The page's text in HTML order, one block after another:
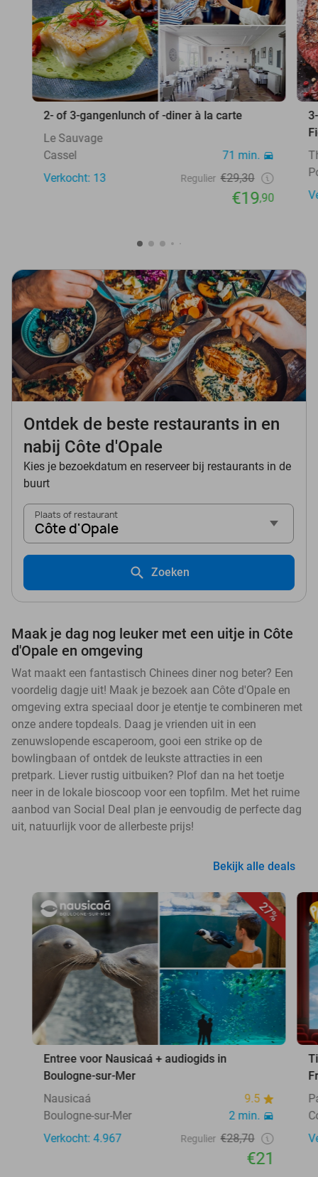
2- of 3-gangenlunch of -diner à la carte
Le Sauvage
Cassel
71 min.
Verkocht: 13
Regulier €29,30
€19,90
Ontdek de beste restaurants in en
nabij Côte d'Opale
Kies je bezoekdatum en reserveer bij restaurants in de
buurt
Plaats of restaurant
Côte d'Opale
Zoeken
Maak je dag nog leuker met een uitje in Côte
d'Opale en omgeving
Wat maakt een fantastisch Chinees diner nog beter? Een
voordelig dagje uit! Maak je bezoek aan Côte d'Opale en
omgeving extra speciaal door je etentje te combineren met
onze andere topdeals. Daag je vrienden uit in een
zenuwslopende escaperoom, gooi een strike op de
bowlingbaan of ontdek de leukste attracties in een
pretpark. Liever rustig uitbuiken? Plof dan na het toetje
neer in de lokale bioscoop voor een topfilm. Met het ruime
aanbod van Social Deal plan je eenvoudig de perfecte dag
uit, natuurlijk voor de allerbeste prijs!
Bekijk alle deals
27%
Entree voor Nausicaá + audiogids in
Boulogne-sur-Mer
Nausicaá
9.5
Boulogne-sur-Mer
2 min.
Verkocht: 4.967
Regulier €28,70
€21